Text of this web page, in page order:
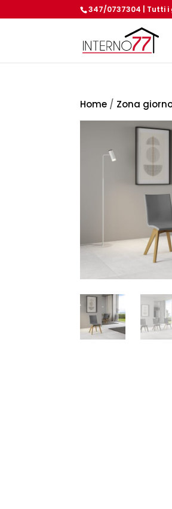
347/0737304 | Tutti i
Home / Zona